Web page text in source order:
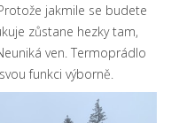
jakmile se budete
zůstane hezky tam,
ven. Termoprádlo
funkci výborně.